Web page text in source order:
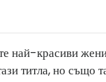
най-красиви
титла, но също